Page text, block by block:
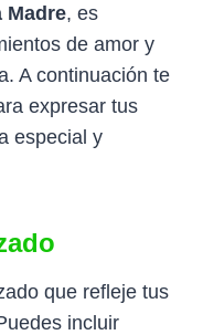
Madre, es
de amor y
A continuación te
expresar tus
especial y
que refleje tus
incluir